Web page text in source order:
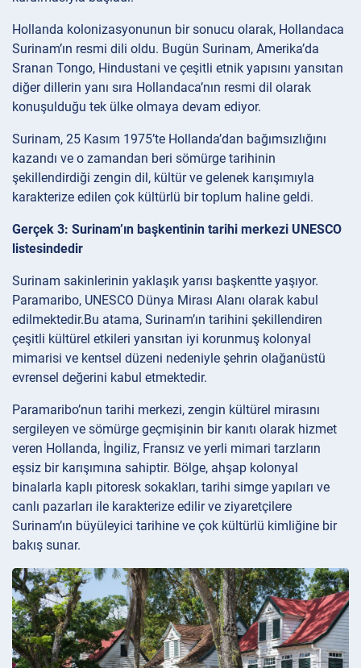
Hollanda kolonizasyonunun bir sonucu olarak, Hollandaca
Surinam’ın resmi dili oldu. Bugün Surinam, Amerika’da
Sranan Tongo, Hindustani ve çeşitli etnik yapısını yansıtan
diğer dillerin yanı sıra Hollandaca’nın resmi dil olarak
konuşulduğu tek ülke olmaya devam ediyor.
Surinam, 25 Kasım 1975’te Hollanda’dan bağımsızlığını
kazandı ve o zamandan beri sömürge tarihinin
şekillendirdiği zengin dil, kültür ve gelenek karışımıyla
karakterize edilen çok kültürlü bir toplum haline geldi.
Gerçek 3: Surinam’ın başkentinin tarihi merkezi UNESCO
listesindedir
Surinam sakinlerinin yaklaşık yarısı başkentte yaşıyor.
Paramaribo, UNESCO Dünya Mirası Alanı olarak kabul
edilmektedir.Bu atama, Surinam’ın tarihini şekillendiren
çeşitli kültürel etkileri yansıtan iyi korunmuş kolonyal
mimarisi ve kentsel düzeni nedeniyle şehrin olağanüstü
evrensel değerini kabul etmektedir.
Paramaribo’nun tarihi merkezi, zengin kültürel mirasını
sergileyen ve sömürge geçmişinin bir kanıtı olarak hizmet
veren Hollanda, İngiliz, Fransız ve yerli mimari tarzların
eşsiz bir karışımına sahiptir. Bölge, ahşap kolonyal
binalarla kaplı pitoresk sokakları, tarihi simge yapıları ve
canlı pazarları ile karakterize edilir ve ziyaretçilere
Surinam’ın büyüleyici tarihine ve çok kültürlü kimliğine bir
bakış sunar.